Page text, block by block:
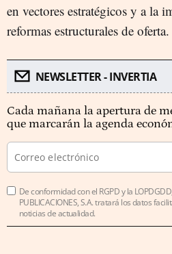
en vectores estratégicos y a la
reformas estructurales de oferta.
NEWSLETTER - INVERTIA
Cada mañana la apertura de
que marcarán la agenda
De conformidad con el RGPD y la
PUBLICACIONES, S.A. tratará los datos
noticias de actualidad.